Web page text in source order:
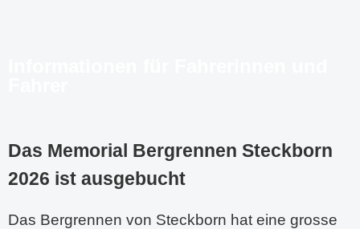
Das Memorial Bergrennen Steckborn
2026 ist ausgebucht
Das Bergrennen von Steckborn hat eine grosse